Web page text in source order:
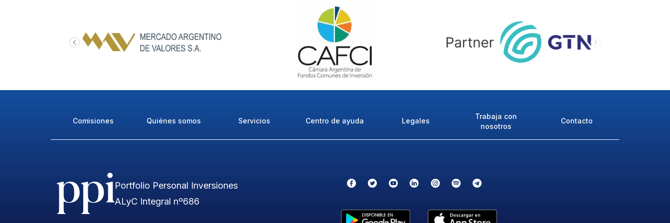
Comisiones Quiénes somos Servicios Centro de ayuda Legales
Trabaja con
nosotros
Contacto
Portfolio Personal Inversiones
ALyC Integral nº686